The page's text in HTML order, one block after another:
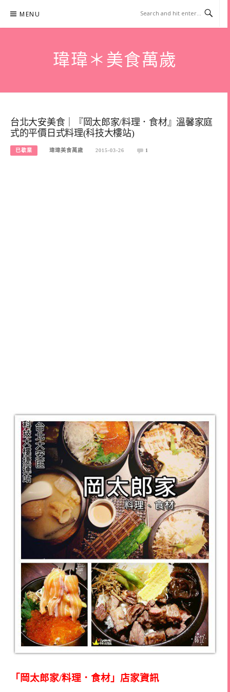
content
MENU
瑋瑋＊美食萬歲
台北大安美食｜『岡太郎家/料理．食材』溫馨家庭
式的平價日式料理(科技大樓站)
已歇業 瑋瑋美食萬歲 2015-03-26 1
「岡太郎家/料理．食材」店家資訊